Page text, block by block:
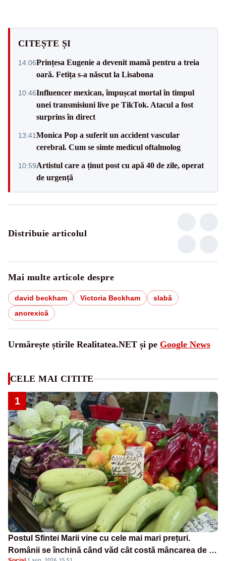
CITEȘTE ȘI
14:06Prințesa Eugenie a devenit mamă pentru a treia
oară. Fetița s-a născut la Lisabona
10:46Influencer mexican, împușcat mortal în timpul
unei transmisiuni live pe TikTok. Atacul a fost
surprins în direct
13:41Monica Pop a suferit un accident vascular
cerebral. Cum se simte medicul oftalmolog
10:59Artistul care a ținut post cu apă 40 de zile, operat
de urgență
Distribuie articolul
Mai multe articole despre
david beckham Victoria Beckham
slabă
anorexică
Urmărește știrile Realitatea.NET și pe Google News
CELE MAI CITITE
1
Postul Sfintei Marii vine cu cele mai mari prețuri.
Românii se închină când văd cât costă mâncarea de zi